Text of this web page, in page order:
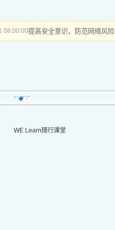
08:00:00提高安全意识，防范网络风险
WE Learn随行课堂